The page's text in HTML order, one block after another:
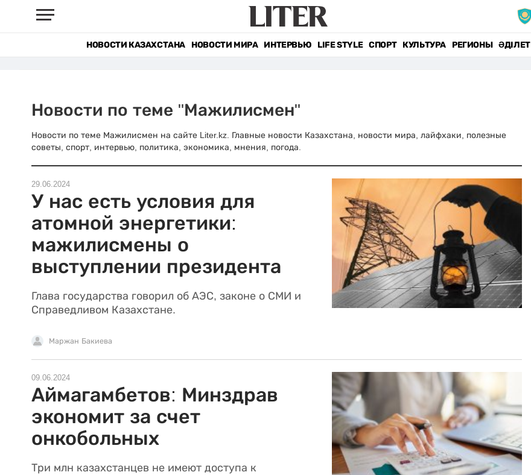
НОВОСТИ КАЗАХСТАНА НОВОСТИ МИРА ИНТЕРВЬЮ LIFE STYLE СПОРТ КУЛЬТУРА РЕГИОНЫ ӘДІЛЕТ
Новости по теме "Мажилисмен"
Новости по теме Мажилисмен на сайте Liter.kz. Главные новости Казахстана, новости мира, лайфхаки, полезные
советы, спорт, интервью, политика, экономика, мнения, погода.
29.06.2024
У нас есть условия для
атомной энергетики:
мажилисмены о
выступлении президента
Глава государства говорил об АЭС, законе о СМИ и
Справедливом Казахстане.
Маржан Бакиева
09.06.2024
Аймагамбетов: Минздрав
экономит за счет
онкобольных
Три млн казахстанцев не имеют доступа к